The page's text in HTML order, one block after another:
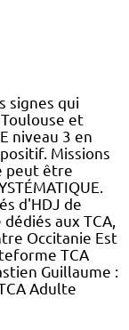
signes qui
et
niveau 3 en
Missions
peut être
d'HDJ de
aux TCA,
Occitanie Est
TCA
Guillaume :
Adulte